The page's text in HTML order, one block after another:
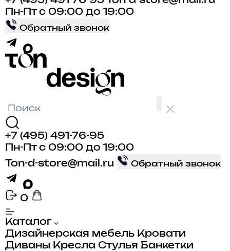
Пн-Пт с 09:00 до 19:00
Обратный звонок
+7 (495) 491-76-95
Пн-Пт с 09:00 до 19:00
Ton-d-store@mail.ru
Обратный звонок
0
Каталог
Дизайнерская мебель Кровати
Диваны Кресла Стулья Банкетки